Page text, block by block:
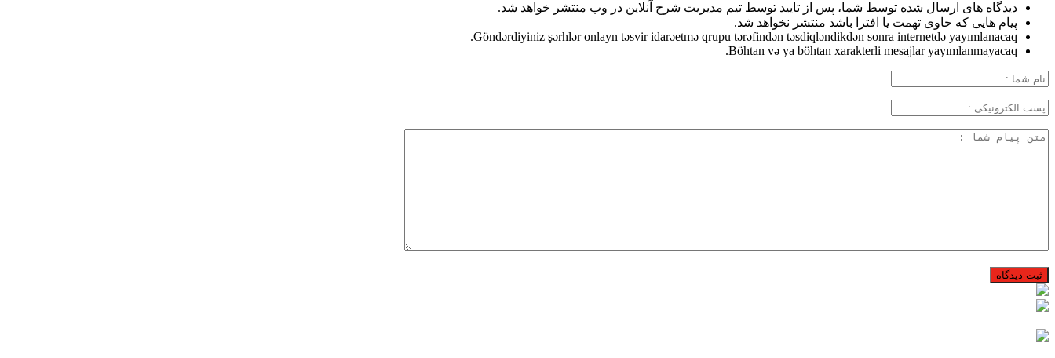
دیدگاه های ارسال شده توسط شما، پس از تایید توسط تیم مدیریت شرح آنلاین در وب منتشر خواهد شد.
پیام هایی که حاوی تهمت یا افترا باشد منتشر نخواهد شد.
Göndərdiyiniz şərhlər onlayn təsvir idarəetmə qrupu tərəfindən təsdiqləndikdən sonra internetdə yayımlanacaq.
Böhtan və ya böhtan xarakterli mesajlar yayımlanmayacaq.